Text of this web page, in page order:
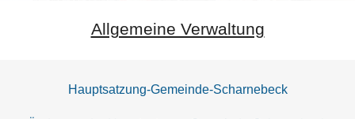
Allgemeine Verwaltung
Hauptsatzung-Gemeinde-Scharnebeck